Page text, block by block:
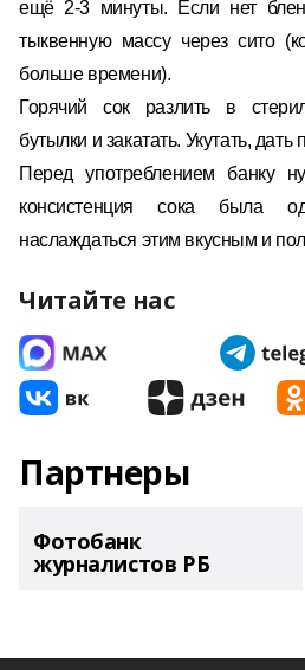
ещё 2-3 минуты. Если нет
тыквенную массу через сито
больше времени).
Горячий сок разлить в
бутылки и закатать. Укутать,
Перед употреблением банку
консистенция сока была
наслаждаться этим вкусным и
Читайте нас
Партнеры
Фотобанк
журналистов РБ